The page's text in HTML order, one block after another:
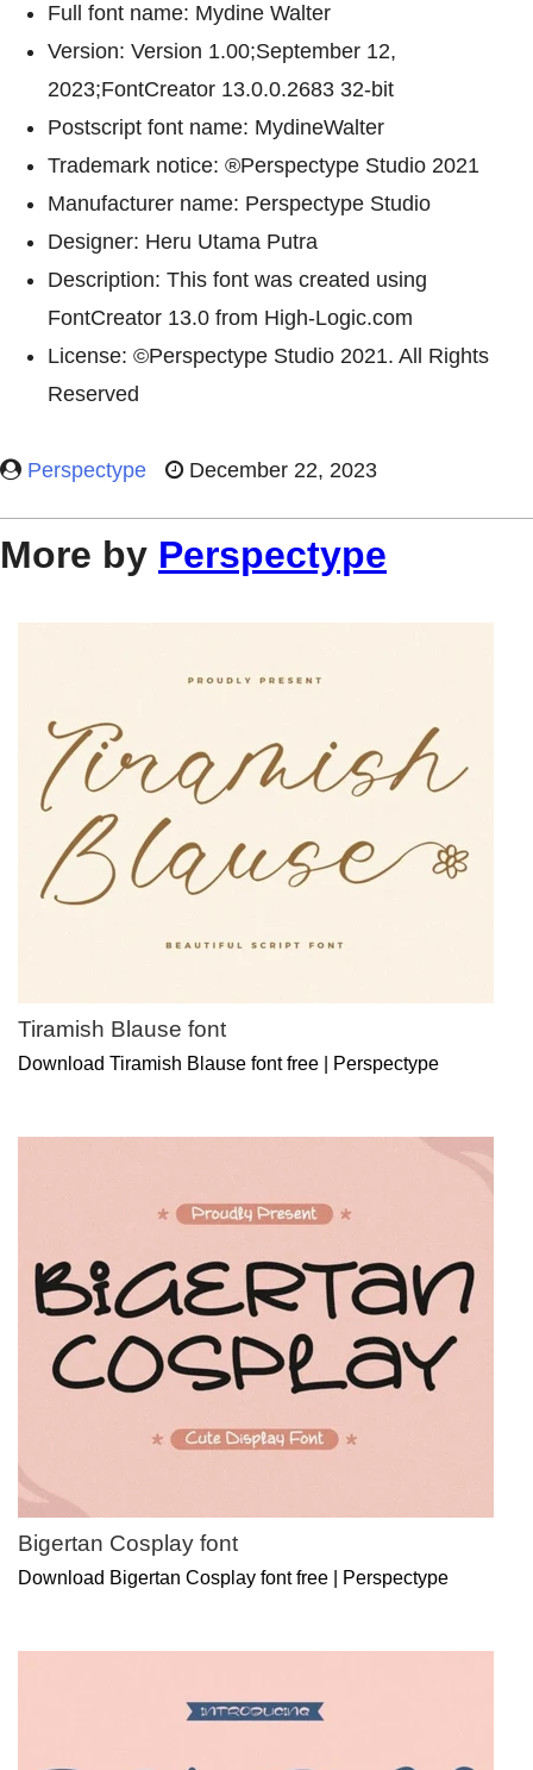
Full font name: Mydine Walter
Version: Version 1.00;September 12,
2023;FontCreator 13.0.0.2683 32-bit
Postscript font name: MydineWalter
Trademark notice: ®Perspectype Studio 2021
Manufacturer name: Perspectype Studio
Designer: Heru Utama Putra
Description: This font was created using
FontCreator 13.0 from High-Logic.com
License: ©Perspectype Studio 2021. All Rights
Reserved
Perspectype December 22, 2023
More by Perspectype
Tiramish Blause font
Download Tiramish Blause font free | Perspectype
Bigertan Cosplay font
Download Bigertan Cosplay font free | Perspectype